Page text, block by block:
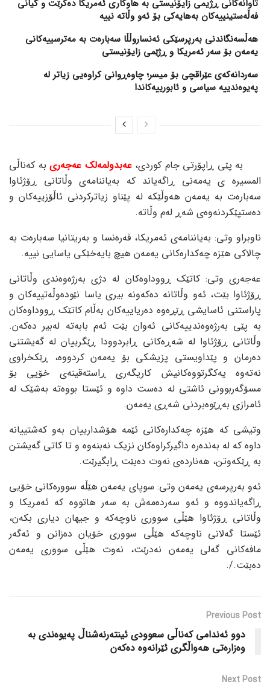
تاوانەکانی ڕژیمی زایۆنیستی بە هاوکاری ئەمریکا دەکرێت و گیانی
فەڵەستینییەکان بەهایەکی بۆ ئەو وڵاتە نییە
هەڵسەنگاندنی بەرپرسێکی ئەنساروڵڵا سەبارەت بە مەترسییەکانی
یەمەن بۆ سەر ئەمریکا و ڕژێمی زایۆنیستی
سەردانەکەی عێراقچی بۆ میسر؛ چاوەڕوانی کراوەیی زیاتر لە
پەیوەندییە سیاسی و ئابورییەکاندا
بە پێی ڕاپۆرتی جام کوردی،عەبدولمەلک عەجەری بە کەناڵی
المسیرە ی یەمەنی ڕاگەیاند کە بەیاننامەی وڵاتانی ڕۆژئاوا
سەبارەت بە یەمەن هەوڵێکە لە پێناو زیاترکردنی ئاڵۆزییەکان و
دەستپێکردنەوەی شەڕ لەم وڵاتە.
ناوبراو وتی: بەیاننامەی ئەمریکا، فەرەنسا و بەریتانیا سەبارەت بە
چالاکی هێزە چەکدارەکانی یەمەن هیچ بایەخێکی یاسایی نییە.
عەجەری وتی: کاتێک ڕووداوەکان لە دژی بەرژەوەندی وڵاتانی
ڕۆژئاوا بێت، ئەو وڵاتانە دەکەونە بیری یاسا نێودەوڵەتییەکان و
پاراستنی ئاسایشی ڕێڕەوە دەریاییەکان بەڵام کاتێک ڕووداوەکان
بە پێی بەرژەوەندییەکانی ئەوان بێت ئەم بابەتە لەبیر دەکەن.
وڵاتانی ڕۆژئاوا لە شەڕەکانی ڕابردوودا ڕێگرییان لە گەیشتنی
دەرمان و پێداویستی پزیشکی بۆ یەمەن کردووە، ڕێکخراوی
نەتەوە یەکگرتووەکانیش کاریگەری ڕاستەقینەی خۆیی بۆ
مسۆگەربوونی ئاشتی لە دەست داوە و ئێستا بووەتە بەشێک لە
ئامرازی بەڕێوەبردنی شەڕی یەمەن.
وتیشی کە هێزە چەکدارەکانی ئێمە هۆشدارییان بەو کەشتییانە
داوە کە لە بەندەرە داگیرکراوەکان نزیک نەبنەوە و تا کاتی گەیشتن
بە ڕێکەوتن، هەناردەی نەوت دەبێت ڕابگیرێت.
ئەو بەرپرسەی یەمەن وتی: سوپای یەمەن هێڵە سوورەکانی خۆیی
ڕاگەیاندووە و ئەو سەردەمەش بە سەر هاتووە کە ئەمریکا و
وڵاتانی ڕۆژئاوا هێڵی سووری ناوچەکە و جیهان دیاری بکەن،
ئێستا گەلانی ناوچەکە هێڵی سووری خۆیان دەزانن و ئەگەر
مافەکانی گەلی یەمەن نەدرێت، نەوت هێڵی سووری یەمەن
دەبێت./.
Previous Post
دوو ئەندامی کەناڵی سعوودی ئینتەرنەشناڵ پەیوەندی بە
وەزارەتی هەواڵگری ئێرانەوە دەکەن
Next Post